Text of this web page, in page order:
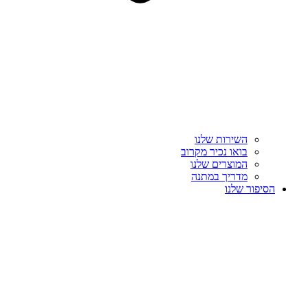
השירות שלנו
בואו נכיר מקרוב
המוצרים שלנו
מדריך במתנה
הסיפור שלנו